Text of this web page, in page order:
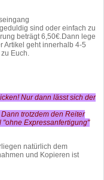
sind oder einfach zu
beträgt 6,50€.Dann lege
Artikel geht innerhalb 4-5
Euch.
Nur dann lässt sich der
trotzdem den Reiter
Expressanfertigung"
natürlich dem
und Kopieren ist